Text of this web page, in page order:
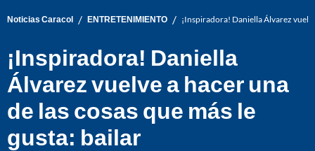
Noticias Caracol / ENTRETENIMIENTO / ¡Inspiradora! Daniella Álvarez
¡Inspiradora! Daniella
Álvarez vuelve a hacer una
de las cosas que más le
gusta: bailar